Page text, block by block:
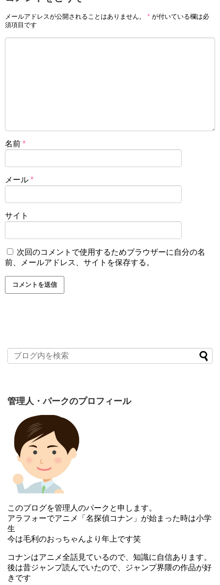
メールアドレスが公開されることはありません。 * が付いている欄は必
須項目です
名前 *
メール *
サイト
次回のコメントで使用するためブラウザーに自分の名
前、メールアドレス、サイトを保存する。
管理人・パークのプロフィール
このブログを管理人のパークと申します。
アラフォーでアニメ「名探偵コナン」が始まった時は小学
生
今は毛利のおっちゃんより年上です笑
コナンはアニメ全話見ているので、知識に自信あります。
後は昔ジャンプ読んでいたので、ジャンプ界隈の作品が好
きです